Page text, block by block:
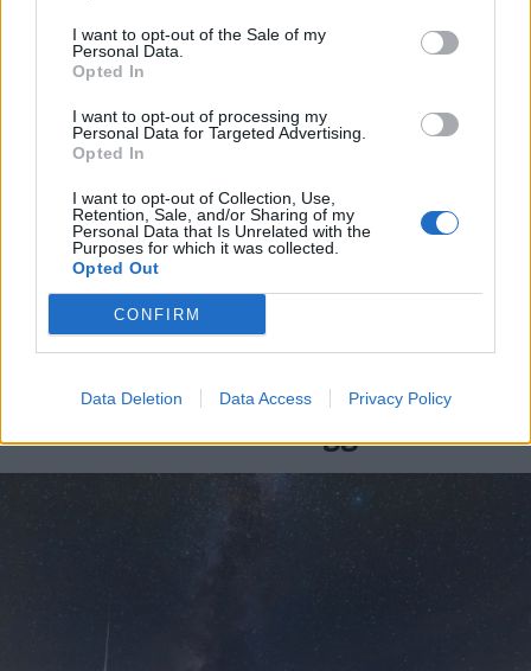
I want to opt-out of the Sale of my
Personal Data.
Opted In
I want to opt-out of processing my
Personal Data for Targeted Advertising.
Opted In
I want to opt-out of Collection, Use,
Retention, Sale, and/or Sharing of my
Personal Data that Is Unrelated with the
Purposes for which it was collected.
Opted Out
CONFIRM
Data Deletion Data Access Privacy Policy
VIABILITÀ
l’esodo estivo. Previsti oltre 25
milioni di mezzi in viaggio